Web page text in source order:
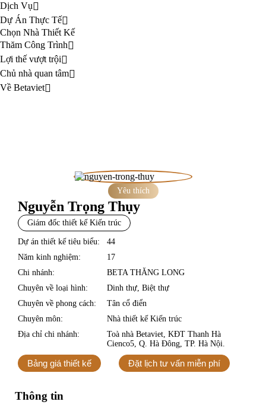
Dịch Vụ
Dự Án Thực Tế
Chọn Nhà Thiết Kế
Thăm Công Trình
Lợi thế vượt trội
Chủ nhà quan tâm
Về Betaviet
Yêu thích
N
H
À
T
H
I
Ế
T
K
Ế
K
I
Ế
N
T
R
Ú
C
Nguyễn Trọng Thụy
Giám đốc thiết kế Kiến trúc
Dự án thiết kế tiêu biểu:
44
Năm kinh nghiệm:
17
Chi nhánh:
BETA THĂNG LONG
Chuyên về loại hình:
Dinh thự, Biệt thự
Chuyên về phong cách:
Tân cổ điển
Chuyên môn:
Nhà thiết kế Kiến trúc
Địa chỉ chi nhánh:
Toà nhà Betaviet, KĐT Thanh Hà
Cienco5, Q. Hà Đông, TP. Hà Nội.
Bảng giá thiết kế Đặt lịch tư vấn miễn phí
Thông tin